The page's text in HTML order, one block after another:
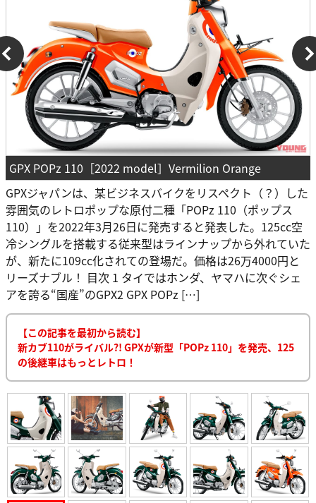
GPX POPz 110［2022 model］Vermilion Orange
GPXジャパンは、某ビジネスバイクをリスペクト（？）した
雰囲気のレトロポップな原付二種「POPz 110（ポップス
110）」を2022年3月26日に発売すると発表した。125cc空
冷シングルを搭載する従来型はラインナップから外れていた
が、新たに109cc化されての登場だ。価格は26万4000円と
リーズナブル！ 目次 1 タイではホンダ、ヤマハに次ぐシェ
アを誇る“国産”のGPX2 GPX POPz […]
【この記事を最初から読む】
新カブ110がライバル?! GPXが新型「POPz 110」を発売、125
の後継車はもっとレトロ！